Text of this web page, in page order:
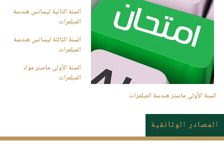
السنة الثانية ليسانس هندسة
المبلمرات
السنة الثالثة ليسانس هندسة
المبلمرات
السنة الأولى ماستر مواد
المبلمرات
السنة الأولى ماسترهندسة المبلمرات
المصادر الوثائقية